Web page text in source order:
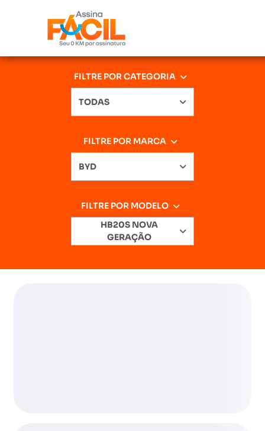
FILTRE POR CATEGORIA
TODAS
FILTRE POR MARCA
BYD
FILTRE POR MODELO
HB20S NOVA
GERAÇÃO